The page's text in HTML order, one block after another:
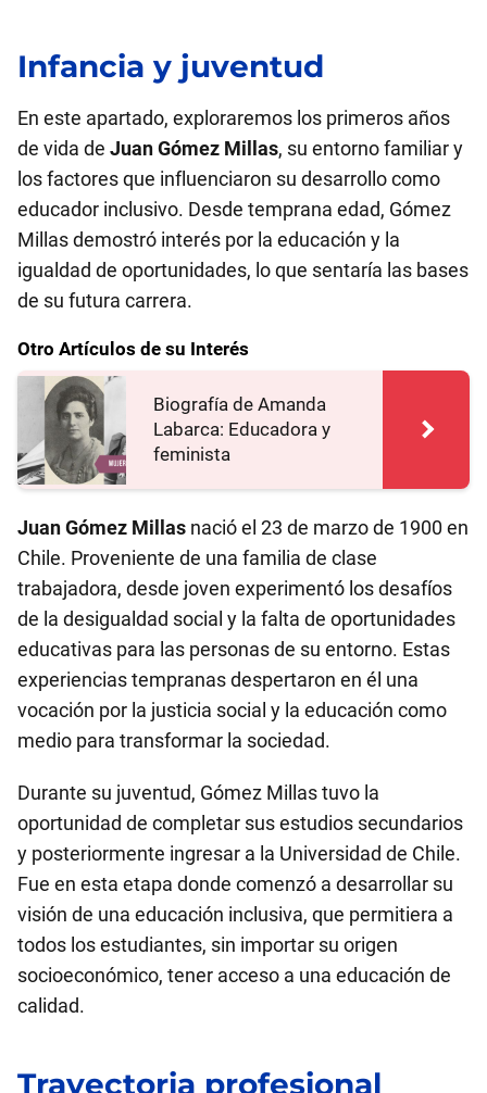
Infancia y juventud
En este apartado, exploraremos los primeros años
de vida de Juan Gómez Millas, su entorno familiar y
los factores que influenciaron su desarrollo como
educador inclusivo. Desde temprana edad, Gómez
Millas demostró interés por la educación y la
igualdad de oportunidades, lo que sentaría las bases
de su futura carrera.
Otro Artículos de su Interés
Biografía de Amanda
Labarca: Educadora y
feminista
Juan Gómez Millas nació el 23 de marzo de 1900 en
Chile. Proveniente de una familia de clase
trabajadora, desde joven experimentó los desafíos
de la desigualdad social y la falta de oportunidades
educativas para las personas de su entorno. Estas
experiencias tempranas despertaron en él una
vocación por la justicia social y la educación como
medio para transformar la sociedad.
Durante su juventud, Gómez Millas tuvo la
oportunidad de completar sus estudios secundarios
y posteriormente ingresar a la Universidad de Chile.
Fue en esta etapa donde comenzó a desarrollar su
visión de una educación inclusiva, que permitiera a
todos los estudiantes, sin importar su origen
socioeconómico, tener acceso a una educación de
calidad.
Trayectoria profesional